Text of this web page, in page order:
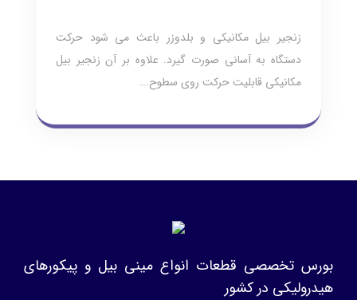
زنجیر بیل مکانیکی و بلدوزر باعث می شود حرکت
دستگاه به آسانی صورت گیرد. علاوه بر آن زنجیر بیل
مکانیکی قابلیت حرکت روی سطوح...
بورس تخصصی قطعات انواع مینی بیل و پیکورهای
هیدرولیکی در کشور